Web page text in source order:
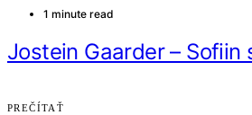
1 minute read
Jostein Gaarder – Sofiin
PREČÍTAŤ